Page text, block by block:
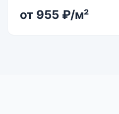
от 955 ₽/м²